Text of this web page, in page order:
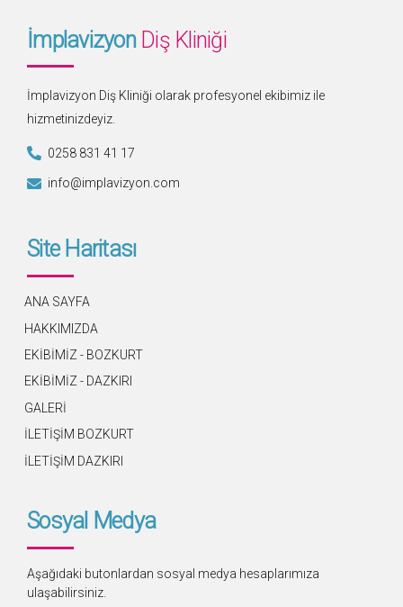
İmplavizyon Diş Kliniği
İmplavizyon Diş Kliniği olarak profesyonel ekibimiz ile
hizmetinizdeyiz.
0258 831 41 17
info@implavizyon.com
Site Haritası
ANA SAYFA
HAKKIMIZDA
EKİBİMİZ - BOZKURT
EKİBİMİZ - DAZKIRI
GALERİ
İLETİŞİM BOZKURT
İLETİŞİM DAZKIRI
Sosyal Medya
Aşağıdaki butonlardan sosyal medya hesaplarımıza
ulaşabilirsiniz.